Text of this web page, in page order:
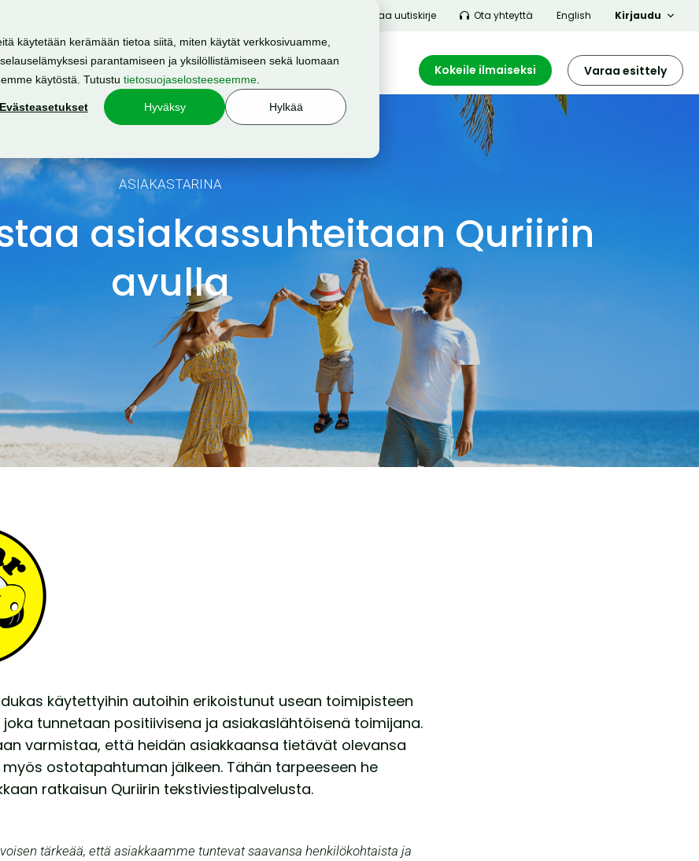
käytetään kerämään tietoa siitä, miten käytät verkkosivuamme,
parantamiseen ja yksilöllistämiseen sekä luomaan
käytöstä. Tutustu tietosuojaselosteeseemme
Evästeasetukset Hyväksy Hylkää
Tilaa uutiskirje Ota yhteyttä Kirjaudu
English
Resurssit Hinnasto Meistä Varaa esittely
Kokeile ilmaiseksi
ASIAKASTARINA
asiakassuhteitaan Quriirin
avulla
käytettyihin autoihin erikoistunut usean toimipisteen
joka tunnetaan positiivisena ja asiakaslähtöisenä toimijana.
varmistaa, että heidän asiakkaansa tietävät olevansa
ostotapahtuman jälkeen. Tähän tarpeeseen he
ratkaisun Quriirin tekstiviestipalvelusta.
tärkeää, että asiakkaamme tuntevat saavansa henkilökohtaista ja